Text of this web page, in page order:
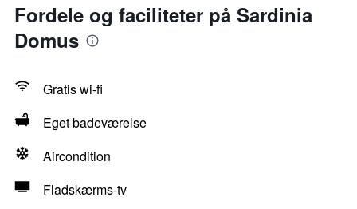
Fordele og faciliteter på Sardinia
Domus
Gratis wi-fi
Eget badeværelse
Aircondition
Fladskærms-tv